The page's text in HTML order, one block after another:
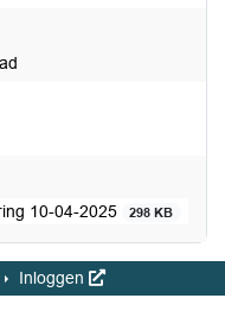
10-04-2025
298 KB
Inloggen